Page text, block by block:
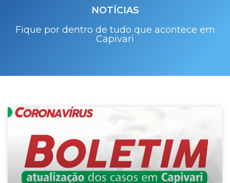
NOTÍCIAS
Fique por dentro de tudo que acontece em
Capivari